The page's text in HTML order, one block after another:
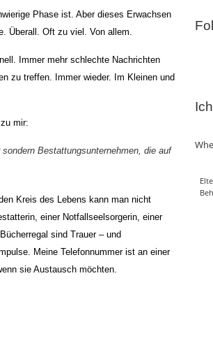
Phase ist. Aber dieses Erwachsen
Überall. Oft zu viel. Von allem.
Immer mehr schlechte Nachrichten
zu treffen. Immer wieder. Im Kleinen und
mir:
Bestattungsunternehmen, die auf
Kreis des Lebens kann man nicht
einer Notfallseelsorgerin, einer
sind Trauer – und
Meine Telefonnummer ist an einer
sie Austausch möchten.